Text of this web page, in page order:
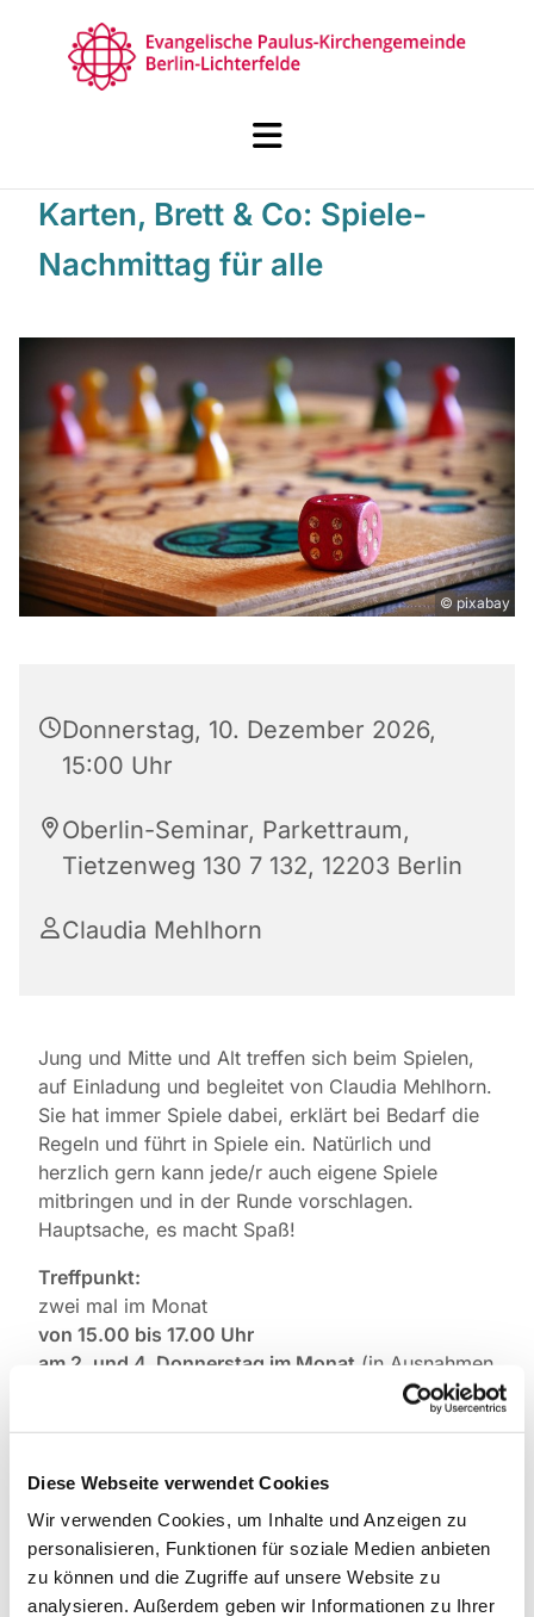
Diese Webseite verwendet Cookies
Wir verwenden Cookies, um Inhalte und Anzeigen zu
personalisieren, Funktionen für soziale Medien anbieten
zu können und die Zugriffe auf unsere Website zu
analysieren. Außerdem geben wir Informationen zu Ihrer
Karten, Brett & Co: Spiele-
Nachmittag für alle
© pixabay
Donnerstag, 10. Dezember 2026,
15:00 Uhr
Oberlin-Seminar, Parkettraum,
Tietzenweg 130 7 132, 12203 Berlin
Claudia Mehlhorn
Jung und Mitte und Alt treffen sich beim Spielen,
auf Einladung und begleitet von Claudia Mehlhorn.
Sie hat immer Spiele dabei, erklärt bei Bedarf die
Regeln und führt in Spiele ein. Natürlich und
herzlich gern kann jede/r auch eigene Spiele
mitbringen und in der Runde vorschlagen.
Hauptsache, es macht Spaß!
Treffpunkt:
zwei mal im Monat
von 15.00 bis 17.00 Uhr
am 2. und 4. Donnerstag im Monat (in Ausnahmen
zwischenzeitlich in der Mensa des Oberlin-
Tietzenweg 130 und Tietzenweg 132) oder
im Parkettraum im Oberlin-Seminar(Tietzenweg
130, 12203 Berlin-Lichterfelde)